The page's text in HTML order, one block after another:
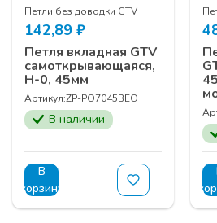
Петли без доводки GTV
142,89 ₽
Петля вкладная GTV
самоткрывающаяся,
Н-0, 45мм
Артикул:ZP-PO7045ВEO
В наличии
В
корзину